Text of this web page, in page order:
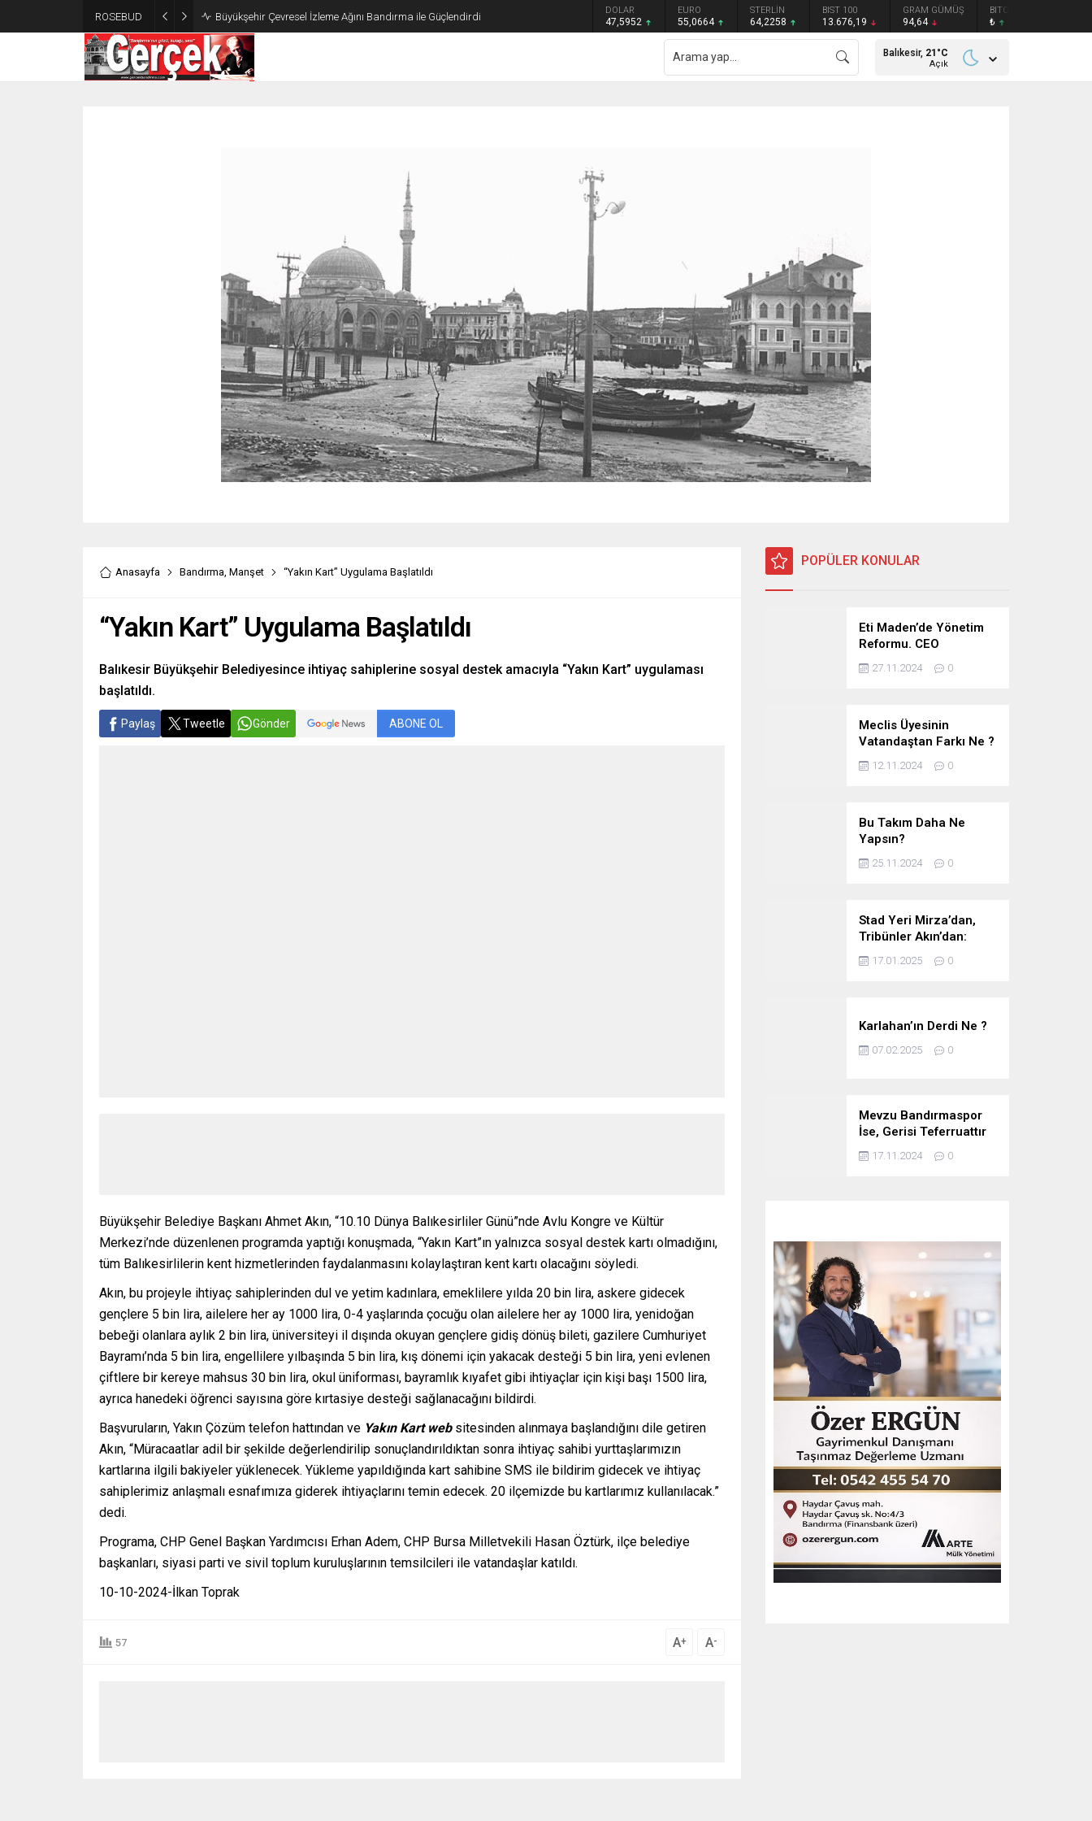
ROSEBUD Büyükşehir Çevresel İzleme Ağını Bandırma ile Güçlendirdi DOLAR
47,5952
EURO
55,0664
STERLİN
64,2258
BIST 100
13.676,19
GRAM GÜMÜŞ
94,64
BITCOIN
₺
Balıkesir, 21 °C
Açık
Anasayfa Bandırma, Manşet “Yakın Kart” Uygulama Başlatıldı
“Yakın Kart” Uygulama Başlatıldı
Balıkesir Büyükşehir Belediyesince ihtiyaç sahiplerine sosyal destek amacıyla “Yakın Kart” uygulaması
başlatıldı.
Paylaş Tweetle Gönder ABONE OL
Büyükşehir Belediye Başkanı Ahmet Akın, “10.10 Dünya Balıkesirliler Günü”nde Avlu Kongre ve Kültür
Merkezi’nde düzenlenen programda yaptığı konuşmada, “Yakın Kart”ın yalnızca sosyal destek kartı olmadığını,
tüm Balıkesirlilerin kent hizmetlerinden faydalanmasını kolaylaştıran kent kartı olacağını söyledi.
Akın, bu projeyle ihtiyaç sahiplerinden dul ve yetim kadınlara, emeklilere yılda 20 bin lira, askere gidecek
gençlere 5 bin lira, ailelere her ay 1000 lira, 0-4 yaşlarında çocuğu olan ailelere her ay 1000 lira, yenidoğan
bebeği olanlara aylık 2 bin lira, üniversiteyi il dışında okuyan gençlere gidiş dönüş bileti, gazilere Cumhuriyet
Bayramı’nda 5 bin lira, engellilere yılbaşında 5 bin lira, kış dönemi için yakacak desteği 5 bin lira, yeni evlenen
çiftlere bir kereye mahsus 30 bin lira, okul üniforması, bayramlık kıyafet gibi ihtiyaçlar için kişi başı 1500 lira,
ayrıca hanedeki öğrenci sayısına göre kırtasiye desteği sağlanacağını bildirdi.
Başvuruların, Yakın Çözüm telefon hattından ve Yakın Kart websitesinden alınmaya başlandığını dile getiren
Akın, “Müracaatlar adil bir şekilde değerlendirilip sonuçlandırıldıktan sonra ihtiyaç sahibi yurttaşlarımızın
kartlarına ilgili bakiyeler yüklenecek. Yükleme yapıldığında kart sahibine SMS ile bildirim gidecek ve ihtiyaç
sahiplerimiz anlaşmalı esnafımıza giderek ihtiyaçlarını temin edecek. 20 ilçemizde bu kartlarımız kullanılacak.”
dedi.
Programa, CHP Genel Başkan Yardımcısı Erhan Adem, CHP Bursa Milletvekili Hasan Öztürk, ilçe belediye
başkanları, siyasi parti ve sivil toplum kuruluşlarının temsilcileri ile vatandaşlar katıldı.
10-10-2024-İlkan Toprak
57 A+ A-
POPÜLER KONULAR
Eti Maden’de Yönetim
Reformu. CEO
Modeli’nde Kadro /
Taşeron İşçilik Ayrımı
27.11.2024 0
Meclis Üyesinin
Vatandaştan Farkı Ne ?
12.11.2024 0
Bu Takım Daha Ne
Yapsın?
25.11.2024 0
Stad Yeri Mirza’dan,
Tribünler Akın’dan:
Geriye Bakanlık Kaldı.
17.01.2025 0
Karlahan’ın Derdi Ne ?
07.02.2025 0
Mevzu Bandırmaspor
İse, Gerisi Teferruattır
17.11.2024 0